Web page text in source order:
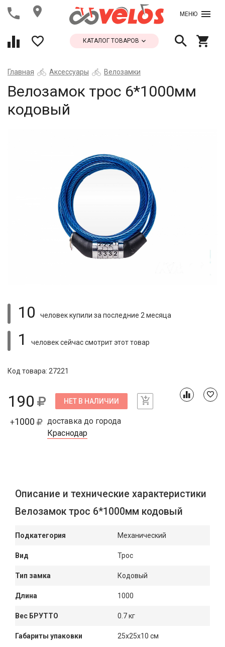
МЕНЮ
КАТАЛОГ ТОВАРОВ
Главная Аксессуары Велозамки
Велозамок трос 6*1000мм
кодовый
10 человек купили за последние 2 месяца
1 человек сейчас смотритэтот товар
Код товара: 27221
190 НЕТ В НАЛИЧИИ
+1000
доставка до города
Краснодар
Описание и технические характеристики
Велозамок трос 6*1000мм кодовый
Подкатегория Механический
Вид Трос
Тип замка Кодовый
Длина 1000
Вес БРУТТО 0.7 кг
Габариты упаковки 25x25x10 см